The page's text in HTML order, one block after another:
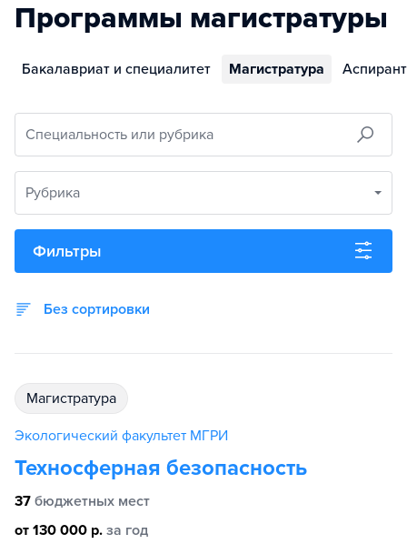
Программы магистратуры
Бакалавриат и специалитет Магистратура
Специальность или рубрика
Рубрика
Фильтры
Без сортировки
магистратура
Экологический факультет МГРИ
Техносферная безопасность
37 бюджетных мест
от 130 000 р. за год